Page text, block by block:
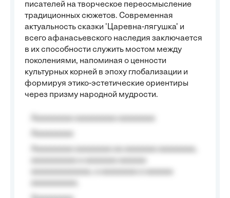
писателей на творческое переосмысление
традиционных сюжетов. Современная
актуальность сказки 'Царевна-лягушка' и
всего афанасьевского наследия заключается
в их способности служить мостом между
поколениями, напоминая о ценности
культурных корней в эпоху глобализации и
формируя этико-эстетические ориентиры
через призму народной мудрости.